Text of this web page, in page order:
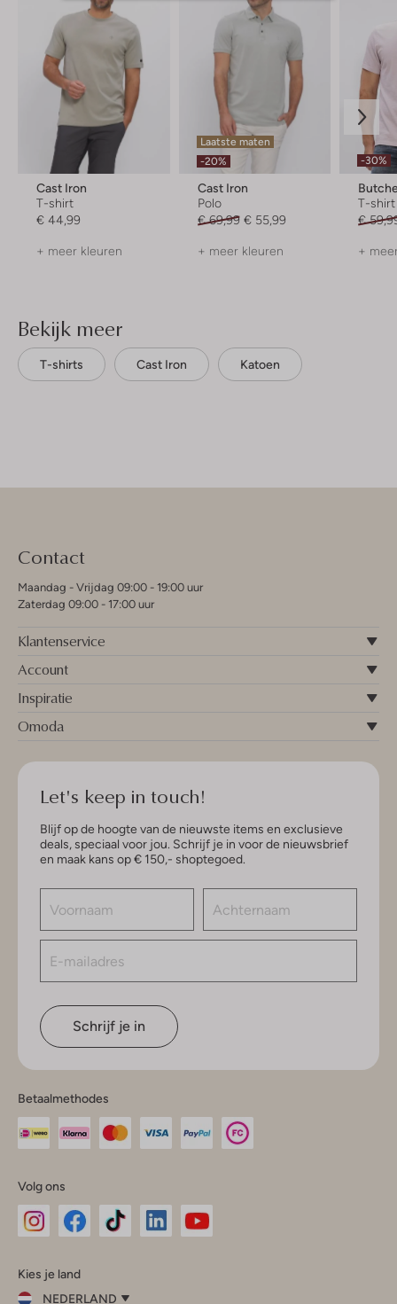
Cast Iron
T-shirt
€ 44,99
+ meer kleuren
Laatste maten
-20%
Cast Iron
Polo
€ 69,99 € 55,99
+ meer kleuren
-30%
T-shirt
€
+
Bekijk meer
T-shirts Cast Iron Katoen
Contact
Maandag - Vrijdag 09:00 - 19:00 uur
Zaterdag 09:00 - 17:00 uur
Klantenservice
Account
Inspiratie
Omoda
Let's keep in touch!
Blijf op de hoogte van de nieuwste items en exclusieve
deals, speciaal voor jou. Schrijf je in voor de nieuwsbrief
en maak kans op € 150,- shoptegoed.
Schrijf je in
Betaalmethodes
Volg ons
InstagramFacebook
Kies je land
NEDERLAND